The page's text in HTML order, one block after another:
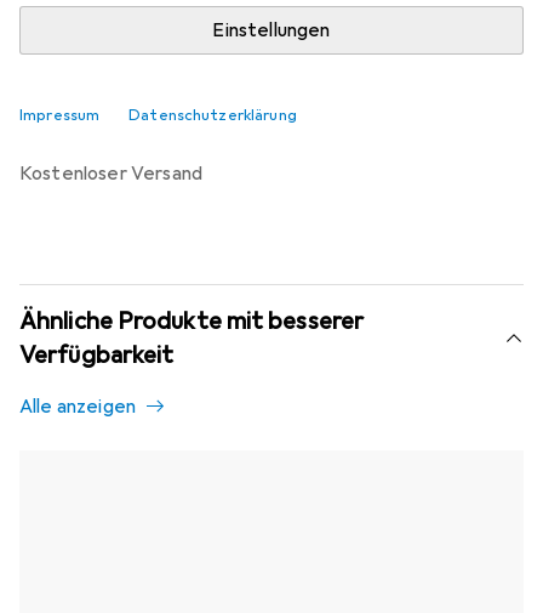
Einstellungen
Impressum Datenschutzerklärung
In den Warenkorb
Vergleichen
kostenloser Versand
Ähnliche Produkte mit besserer
Verfügbarkeit
Alle anzeigen